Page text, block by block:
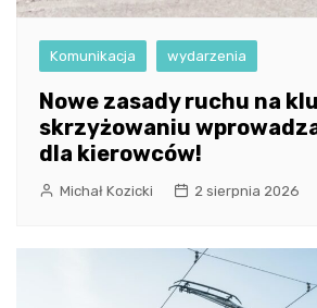
Komunikacja wydarzenia
Nowe zasady ruchu na
skrzyżowaniu
dla kierowców!
Michał Kozicki 2 sierpnia 2026